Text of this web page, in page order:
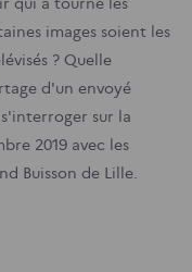
images soient les
? Quelle
d'un envoyé
sur la
2019 avec les
Buisson de Lille.